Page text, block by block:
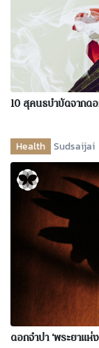
10 สุคนธบำบัดจากด
Health Sudsaijai
ดอกจำปา ‘พระยาแห่